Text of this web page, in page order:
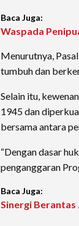
Baca Juga:
Waspada
Menurutnya,
tumbuh dan
Selain itu,
1945 dan
bersama antara
“Dengan dasar
penganggaran
Baca Juga:
Sinergi Berantas